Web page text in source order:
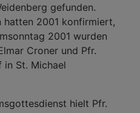
gefunden.
hatten 2001 konfirmiert,
2001 wurden
Croner und Pfr.
St. Michael
hielt Pfr.